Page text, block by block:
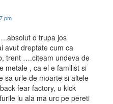
pm
o trupa jos
avut dreptate cum ca
trent ….citeam undeva de
metale , ca el e familist si
sa urle de moarte si altele
fear factory, u kick
lu ala ma urc pe pereti